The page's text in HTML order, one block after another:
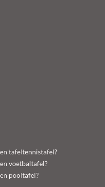
tafeltennistafel?
voetbaltafel?
pooltafel?